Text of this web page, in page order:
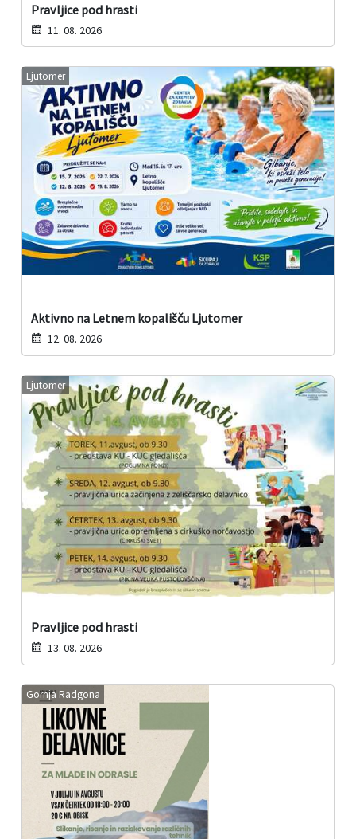
Pravljice pod hrasti
11. 08. 2026
Ljutomer
Aktivno na Letnem kopališču Ljutomer
12. 08. 2026
Ljutomer
Pravljice pod hrasti
13. 08. 2026
Gornja Radgona